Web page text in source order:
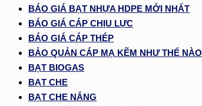
BÁO GIÁ BẠT NHỰA HDPE MỚI NHẤT
BÁO GIÁ CÁP CHỊU LỰC
BÁO GIÁ CÁP THÉP
BẢO QUẢN CÁP MẠ KẼM NHƯ THẾ NÀO
BẠT BIOGAS
BẠT CHE
BẠT CHE NẮNG